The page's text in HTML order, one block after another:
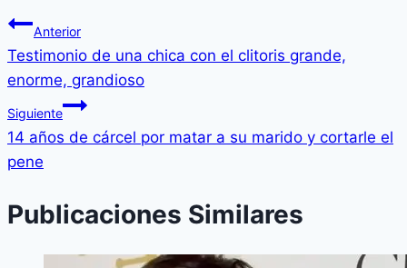
Anterior
Testimonio de una chica con el clitoris grande,
enorme, grandioso
Siguiente
14 años de cárcel por matar a su marido y cortarle el
pene
Publicaciones Similares